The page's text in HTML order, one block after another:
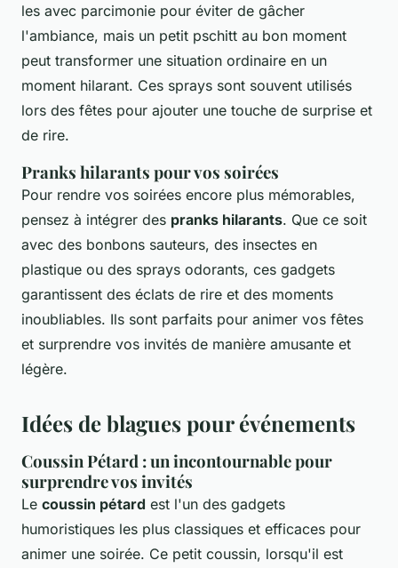
les avec parcimonie pour éviter de gâcher
l'ambiance, mais un petit pschitt au bon moment
peut transformer une situation ordinaire en un
moment hilarant. Ces sprays sont souvent utilisés
lors des fêtes pour ajouter une touche de surprise et
de rire.
Pranks hilarants pour vos soirées
Pour rendre vos soirées encore plus mémorables,
pensez à intégrer des pranks hilarants. Que ce soit
avec des bonbons sauteurs, des insectes en
plastique ou des sprays odorants, ces gadgets
garantissent des éclats de rire et des moments
inoubliables. Ils sont parfaits pour animer vos fêtes
et surprendre vos invités de manière amusante et
légère.
Idées de blagues pour événements
Coussin Pétard : un incontournable pour
surprendre vos invités
Le coussin pétard est l'un des gadgets
humoristiques les plus classiques et efficaces pour
animer une soirée. Ce petit coussin, lorsqu'il est